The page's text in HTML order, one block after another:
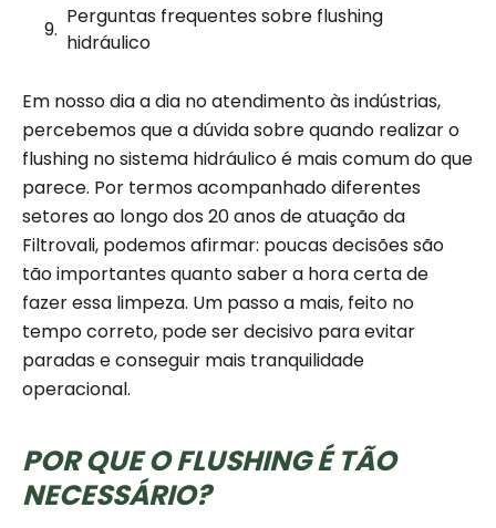
Perguntas frequentes sobre flushing
hidráulico
Em nosso dia a dia no atendimento às indústrias,
percebemos que a dúvida sobre quando realizar o
flushing no sistema hidráulico é mais comum do que
parece. Por termos acompanhado diferentes
setores ao longo dos 20 anos de atuação da
Filtrovali, podemos afirmar: poucas decisões são
tão importantes quanto saber a hora certa de
fazer essa limpeza. Um passo a mais, feito no
tempo correto, pode ser decisivo para evitar
paradas e conseguir mais tranquilidade
operacional.
POR QUE O FLUSHING É TÃO
NECESSÁRIO?